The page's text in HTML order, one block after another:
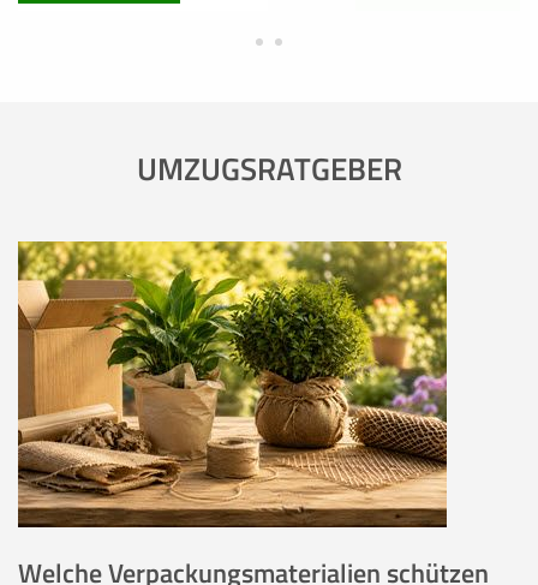
UMZUGSRATGEBER
Welche Verpackungsmaterialien schützen